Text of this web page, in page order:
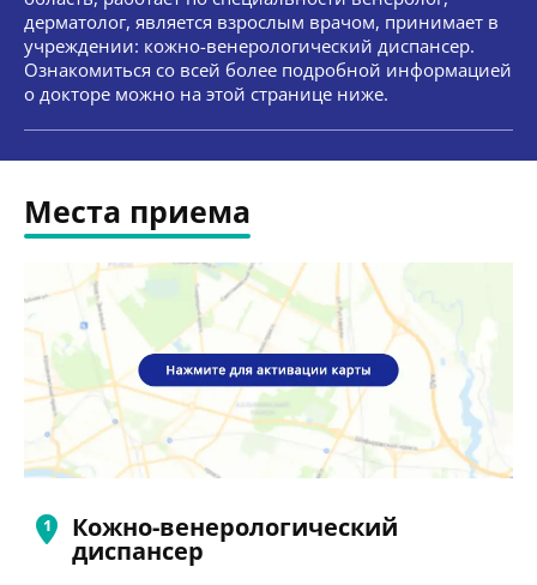
дерматолог, является взрослым врачом, принимает в
учреждении: кожно-венерологический диспансер.
Ознакомиться со всей более подробной информацией
о докторе можно на этой странице ниже.
Места приема
Кожно-венерологический
диспансер